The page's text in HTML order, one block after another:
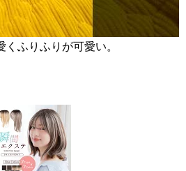
ふりふりが可愛い。